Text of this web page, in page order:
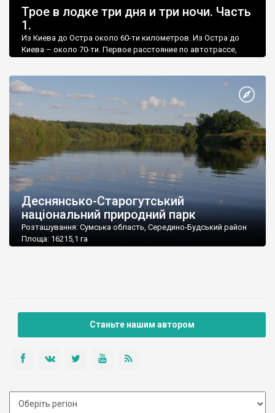
Трое в лодке три дня и три ночи. Часть
1.
Из Киева до Остра около 60-ти километров. Из Остра до
Киева – около 70-ти. Первое расстояние по автотрассе,
Деснянсько-Старогутський
національний природний парк
Розташування: Сумська область, Середино-Будський район
Площа: 16215,1 га
Станьте нашим автором